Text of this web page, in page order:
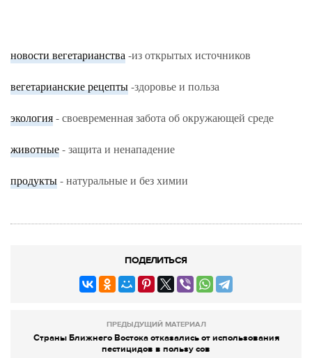
новости вегетарианства -из открытых источников
вегетарианские рецепты-здоровье и польза
экология- своевременная забота об окружающей среде
животные- защита и ненападение
продукты- натуральные и без химии
ПОДЕЛИТЬСЯ
ПРЕДЫДУЩИЙ МАТЕРИАЛ
Страны Ближнего Востока отказались от использования
пестицидов в пользу сов